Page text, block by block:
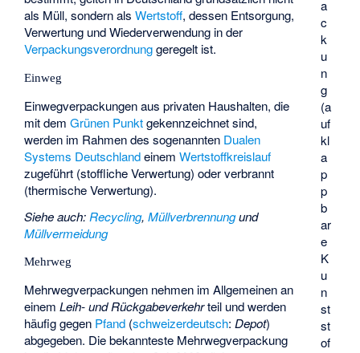
a
c
k
u
n
g
(a
uf
kl
a
p
p
b
ar
e
K
u
n
st
st
of
als Müll, sondern alsWertstoff, dessen Entsorgung,
Verwertung und Wiederverwendung in der
Verpackungsverordnunggeregelt ist.
Einweg
Einwegverpackungen aus privaten Haushalten, die
mit demGrünen Punktgekennzeichnet sind,
werden im Rahmen des sogenannten Dualen
Systems DeutschlandeinemWertstoffkreislauf
zugeführt (stoffliche Verwertung) oder verbrannt
(thermische Verwertung).
Siehe auch: Recycling,Müllverbrennungund
Müllvermeidung
Mehrweg
Mehrwegverpackungen nehmen im Allgemeinen an
einemLeih- und Rückgabeverkehrteil und werden
häufig gegen Pfand (schweizerdeutsch:Depot)
abgegeben. Die bekannteste Mehrwegverpackung